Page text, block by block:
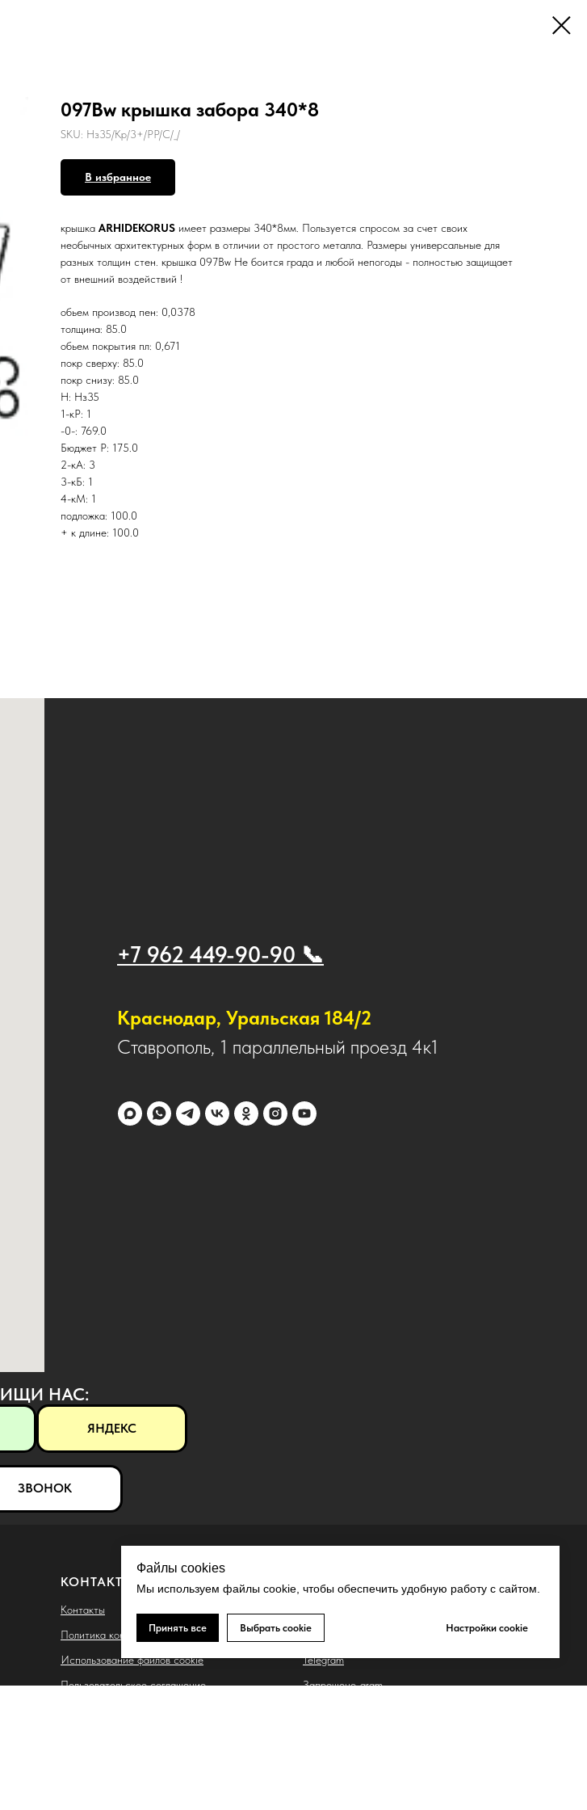
097Bw крышка забора 340*8
SKU: Нз35/Кр/3+/РР/С/_/
В избранное
крышка ARHIDEKORUS имеет размеры 340*8мм. Пользуется спросом за счет своих
необычных архитектурных форм в отличии от простого металла. Размеры универсальные для
разных толщин стен. крышка 097Bw Не боится града и любой непогоды - полностью защищает
от внешний воздействий !
обьем производ пен: 0,0378
толщина: 85.0
обьем покрытия пл: 0,671
покр сверху: 85.0
покр снизу: 85.0
Н: Нз35
1-кР: 1
-0-: 769.0
Бюджет Р: 175.0
2-кА: 3
3-кБ: 1
4-кМ: 1
подложка: 100.0
+ к длине: 100.0
+7 962 449-90-90 📞
Краснодар, Уральская 184/2
Ставрополь, 1 параллельный проезд 4к1
Файлы cookies
Мы используем файлы cookie, чтобы обеспечить удобную работу с сайтом.
Принять все Выбрать cookie Настройки cookie
ИЩИ НАС:
ЯНДЕКС
ЗВОНОК
КОНТАКТЫ
Контакты
Политика конфиденциальности
Использование файлов cookie
Пользовательское соглашение
СВЯЗЬ С НАМИ
Whatsapp
Telegram
Запрещено-gram